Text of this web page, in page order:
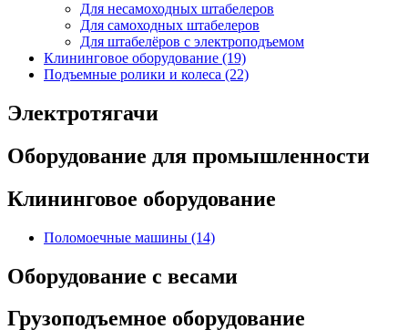
Для несамоходных штабелеров
Для самоходных штабелеров
Для штабелёров с электроподъемом
Клининговое оборудование (19)
Подъемные ролики и колеса (22)
Электротягачи
Оборудование для промышленности
Клининговое оборудование
Поломоечные машины (14)
Оборудование с весами
Грузоподъемное оборудование